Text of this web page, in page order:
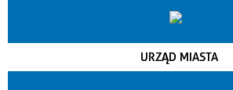
URZĄD MIASTA